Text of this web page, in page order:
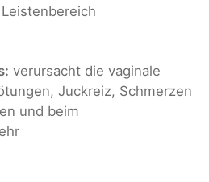
verursacht die vaginale
Juckreiz, Schmerzen
und beim